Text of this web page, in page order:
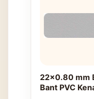
22x0.80 mm
Bant PVC